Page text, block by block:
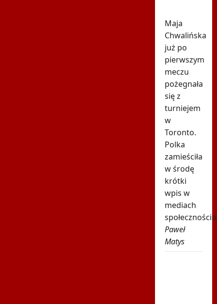
Maja
Chwalińska
już po
pierwszym
meczu
pożegnała
się z
turniejem
w
Toronto.
Polka
zamieściła
w środę
krótki
wpis w
mediach
Paweł
Matys